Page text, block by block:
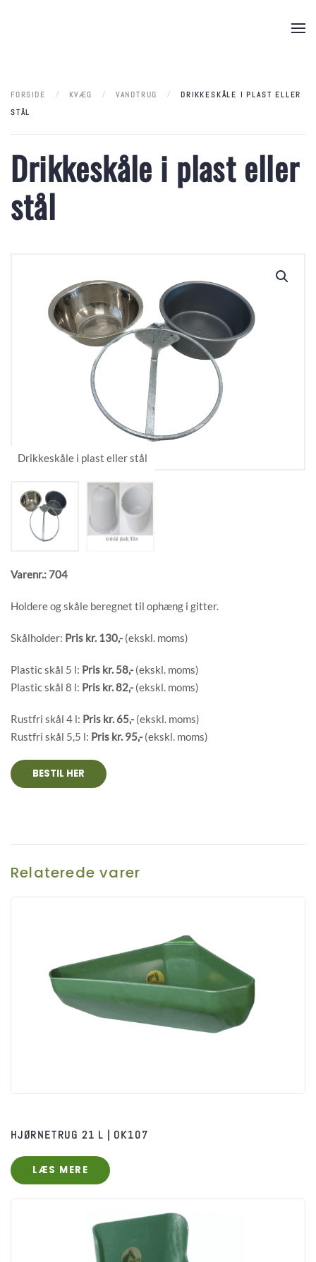
FORSIDE KVÆG VANDTRUG
DRIKKESKÅLE I PLAST ELLER
STÅL
Drikkeskåle i plast eller
stål
Varenr.: 704
Holdere og skåle beregnet til ophæng i gitter.
Skålholder: Pris kr. 130,- ​ (ekskl. moms)
Plastic skål 5 l: Pris kr. 58,- ​ (ekskl. moms)
Plastic skål 8 l: Pris kr. 82,- (ekskl. moms)
Rustfri skål 4 l: Pris kr. 65,- (ekskl. moms)
​Rustfri skål 5,5 l: Pris kr. 95,- (ekskl. moms)
BESTIL HER
Relaterede varer
HJØRNETRUG 21 L | OK107
LÆS MERE